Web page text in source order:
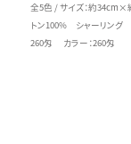
全5色 / サイズ：約34cm×
トン100% シャーリング
260匁 カラー：260匁